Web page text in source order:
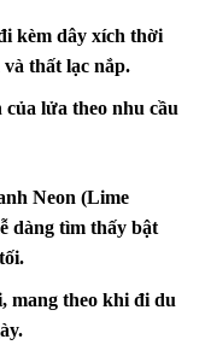
kèm dây xích thời
thất lạc nắp.
lửa theo nhu cầu
Neon (Lime
dàng tìm thấy bật
mang theo khi đi du